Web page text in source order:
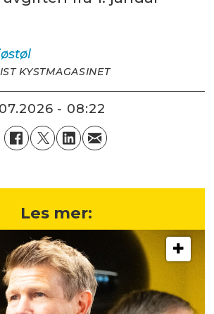
KYSTMAGASINET
- 08:22
Les mer: